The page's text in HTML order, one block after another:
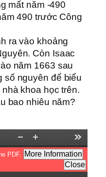
mất năm -490
490 trước Công
ra vào khoảng
Còn Isaac
năm 1663 sau
số nguyên để biểu
khoa học trên.
bao nhiêu năm?